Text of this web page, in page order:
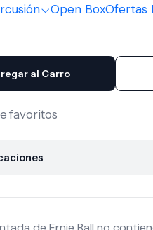
Open BoxOfertas
al Carro
favoritos